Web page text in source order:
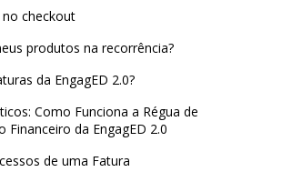
checkout
produtos na recorrência?
da EngagED 2.0?
Como Funciona a Régua de
Financeiro da EngagED 2.0
de uma Fatura